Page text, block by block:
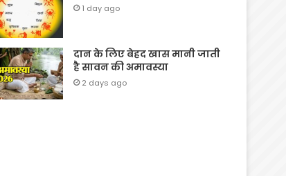
1 day ago
दान के लिए बेहद खास मानी जाती
है सावन की अमावस्या
2 days ago